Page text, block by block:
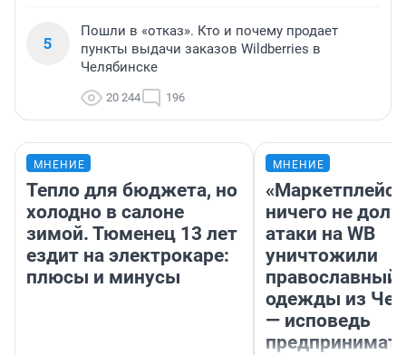
5
Пошли в «отказ». Кто и почему продает
пункты выдачи заказов Wildberries в
Челябинске
20 244 196
МНЕНИЕ
Тепло для бюджета, но
холодно в салоне
зимой. Тюменец 13 лет
ездит на электрокаре:
плюсы и минусы
МНЕНИЕ
«Маркетплейс
ничего не
атаки на WB
уничтожили
православный
одежды из
— исповедь